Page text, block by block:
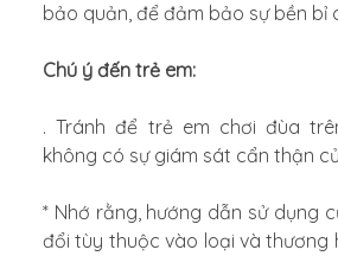
bảo quản, để đảm bảo sự bền bỉ
Chú ý đến trẻ em:
. Tránh để trẻ em chơi đùa
không có sự giám sát cẩn thận
* Nhớ rằng, hướng dẫn sử dụng
đổi tùy thuộc vào loại và thương